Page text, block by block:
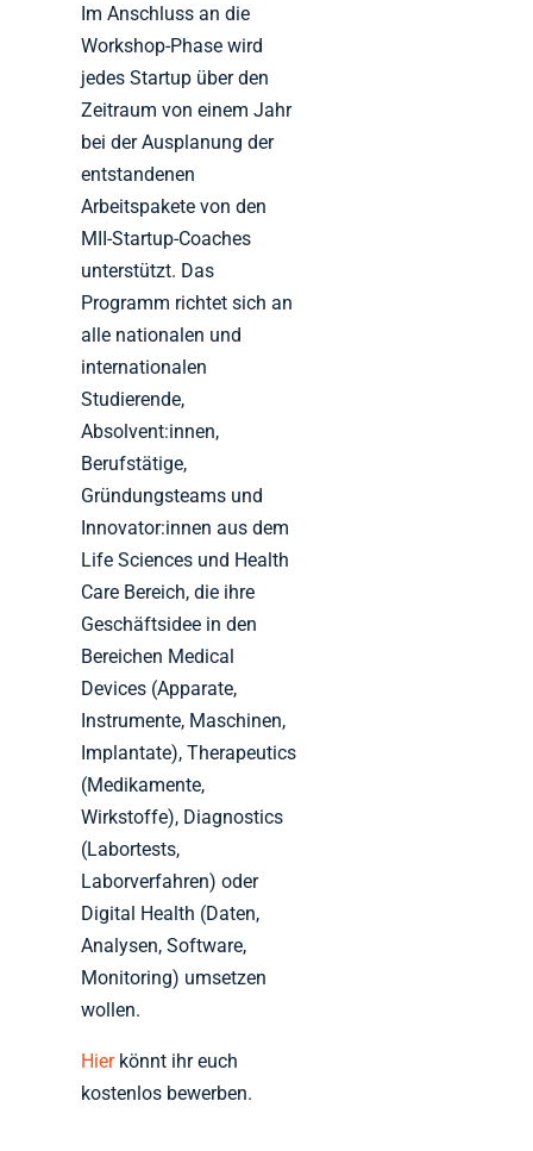
Im Anschluss an die
Workshop-Phase wird
jedes Startup über den
Zeitraum von einem Jahr
bei der Ausplanung der
entstandenen
Arbeitspakete von den
MII-Startup-Coaches
unterstützt. Das
Programm richtet sich an
alle nationalen und
internationalen
Studierende,
Absolvent:innen,
Berufstätige,
Gründungsteams und
Innovator:innen aus dem
Life Sciences und Health
Care Bereich, die ihre
Geschäftsidee in den
Bereichen Medical
Devices (Apparate,
Instrumente, Maschinen,
Implantate), Therapeutics
(Medikamente,
Wirkstoffe), Diagnostics
(Labortests,
Laborverfahren) oder
Digital Health (Daten,
Analysen, Software,
Monitoring) umsetzen
wollen.
Hierkönnt ihr euch
kostenlos bewerben.